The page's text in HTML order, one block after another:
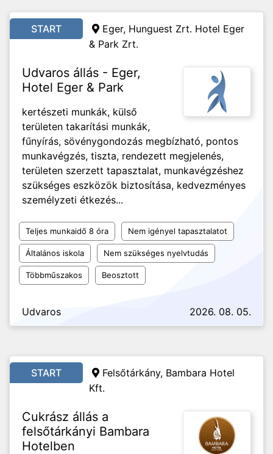
START
Eger, Hunguest Zrt. Hotel Eger
& Park Zrt.
Udvaros állás - Eger,
Hotel Eger & Park
kertészeti munkák, külső
területen takarítási munkák,
fűnyírás, sövénygondozás megbízható, pontos
munkavégzés, tiszta, rendezett megjelenés,
területen szerzett tapasztalat, munkavégzéshez
szükséges eszközök biztosítása, kedvezményes
személyzeti étkezés...
Teljes munkaidő 8 óra Nem igényel tapasztalatot
Általános iskola Nem szükséges nyelvtudás
Többműszakos Beosztott
Udvaros 2026. 08. 05.
START
Felsőtárkány, Bambara Hotel
Kft.
Cukrász állás a
felsőtárkányi Bambara
Hotelben